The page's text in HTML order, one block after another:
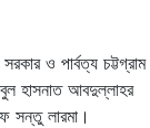
ও পার্বত্য চট্টগ্রাম
হাসনাত আবদুল্লাহর
সন্তু লারমা।